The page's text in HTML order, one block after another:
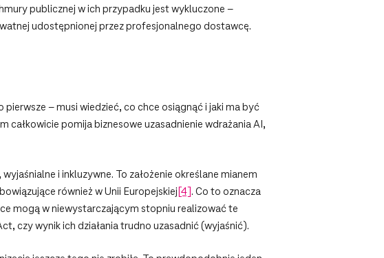
publicznej w ich przypadku jest wykluczone –
udostępnionej przez profesjonalnego dostawcę.
– musi wiedzieć, co chce osiągnąć i jaki ma być
pomija biznesowe uzasadnienie wdrażania AI,
i inkluzywne. To założenie określane mianem
również w Unii Europejskiej [4] . Co to oznacza
mogą w niewystarczającym stopniu realizować te
czy wynik ich działania trudno uzasadnić (wyjaśnić).